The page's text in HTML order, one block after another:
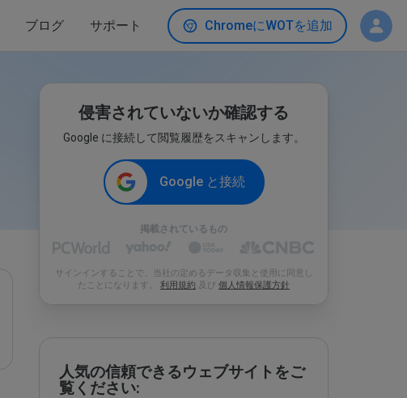
ブログ サポート ChromeにWOTを追加
侵害されていないか確認する
Google に接続して閲覧履歴をスキャンします。
Google と接続
掲載されているもの
サインインすることで、当社の定めるデータ収集と使用に同意し
たことになります。 利用規約 及び 個人情報保護方針
人気の信頼できるウェブサイトをご
覧ください: